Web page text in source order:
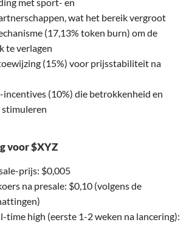
wat het bereik vergroot
(17,13% token burn) om de
te verlagen
(15%) voor prijsstabiliteit na
(10%) die betrokkenheid en
voor $XYZ
prijs: $0,005
na presale: $0,10 (volgens de
time high (eerste 1-2 weken na lancering):